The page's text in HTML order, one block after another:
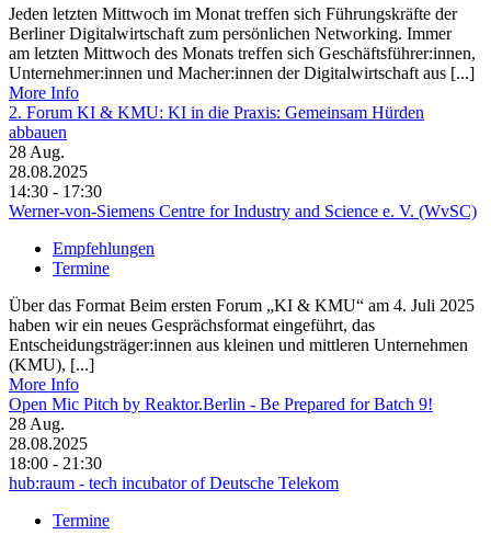
Jeden letzten Mittwoch im Monat treffen sich Führungskräfte der
Berliner Digitalwirtschaft zum persönlichen Networking. Immer
am letzten Mittwoch des Monats treffen sich Geschäftsführer:innen,
Unternehmer:innen und Macher:innen der Digitalwirtschaft aus [...]
More Info
2. Forum KI & KMU: KI in die Praxis: Gemeinsam Hürden
abbauen
28 Aug.
28.08.2025
14:30 - 17:30
Werner-von-Siemens Centre for Industry and Science e. V. (WvSC)
Empfehlungen
Termine
Über das Format Beim ersten Forum „KI & KMU“ am 4. Juli 2025
haben wir ein neues Gesprächsformat eingeführt, das
Entscheidungsträger:innen aus kleinen und mittleren Unternehmen
(KMU), [...]
More Info
Open Mic Pitch by Reaktor.Berlin - Be Prepared for Batch 9!
28 Aug.
28.08.2025
18:00 - 21:30
hub:raum - tech incubator of Deutsche Telekom
Termine